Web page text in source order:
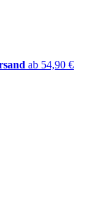
ab 54,90 €